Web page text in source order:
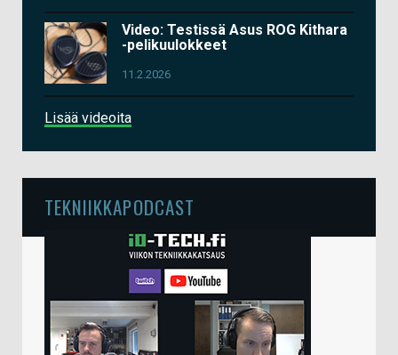
Video: Testissä Asus ROG Kithara
-pelikuulokkeet
11.2.2026
Lisää videoita
TEKNIIKKAPODCAST